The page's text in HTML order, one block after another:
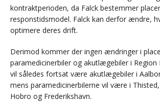
kontraktperioden, da Falck bestemmer
responstidsmodel. Falck kan derfor ændre,
optimere deres drift.
Derimod kommer der ingen ændringer i
paramedicinerbiler og akutlægebiler i Region
vil således fortsat være akutlægebiler i
mens paramedicinerbilerne vil være i
Hobro og Frederikshavn.